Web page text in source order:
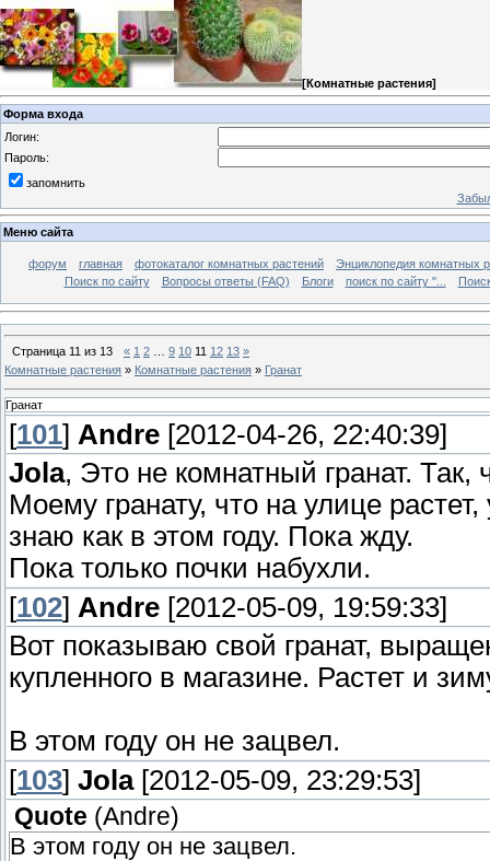
[Комнатные растения]
Форма входа
Логин:
Пароль:
запомнить
Меню сайта
форум главная фотокаталог комнатных растений
Энциклопедия комнатных
Поиск по сайту
Вопросы ответы (FAQ) Блоги поиск по сайту "...
Страница 11 из 13 « 1 2 9 10 11 12 13 »
Комнатные растения » Комнатные растения » Гранат
Гранат
[101] Andre [2012-04-26, 22:40:39]
Jola, Это не комнатный гранат. Так,
Моему гранату, что на улице
знаю как в этом году. Пока жду.
Пока только почки набухли.
[102] Andre [2012-05-09, 19:59:33]
Вот показываю свой гранат,
купленного в магазине. Растет и
В этом году он не зацвел.
[103] Jola[2012-05-09, 23:29:53]
Quote (Andre)
В этом году он не зацвел.